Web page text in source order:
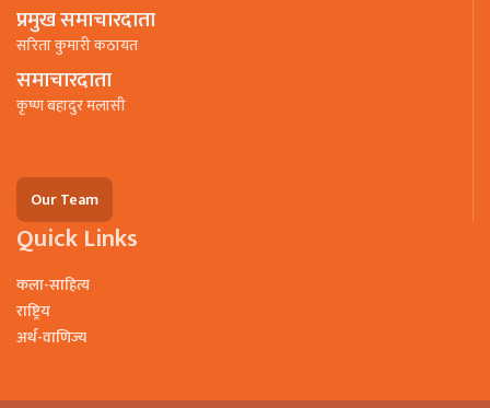
प्रमुख समाचारदाता
सरिता कुमारी कठायत
समाचारदाता
कृष्ण बहादुर मलासी
Our Team
Quick Links
कला-साहित्य
राष्ट्रिय
अर्थ-वाणिज्य